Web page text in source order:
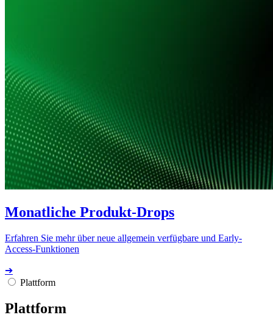
Monatliche Produkt-Drops
Erfahren Sie mehr über neue allgemein verfügbare und Early-
Access-Funktionen
➔
Plattform
Plattform